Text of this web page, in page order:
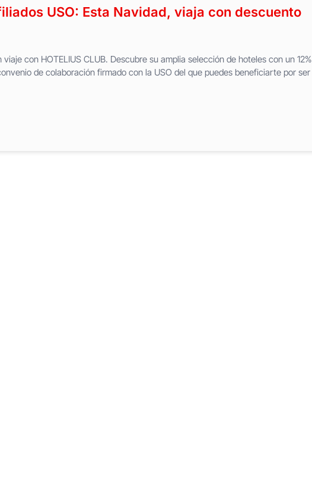
USO: Esta Navidad, viaja con descuento
con HOTELIUS CLUB. Descubre su amplia selección de hoteles con un 12%
de colaboración firmado con la USO del que puedes beneficiarte por ser